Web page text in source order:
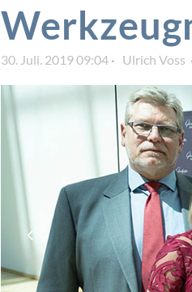
30. Juli. 2019 09:04 Ulrich Voss